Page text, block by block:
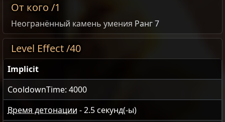
От кого /1
Неогранённый камень умения Ранг 7
Level Effect /40
Implicit
CooldownTime: 4000
Время детонации -2.5секунд(-ы)